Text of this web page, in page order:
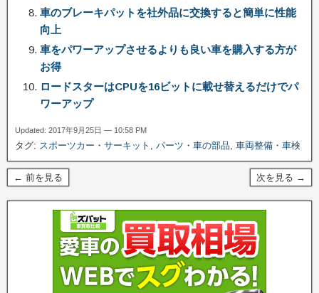
車のブレーキパットを社外品に交換すると簡単に性能
向上
車をパワーアップさせるよりも良い車を購入する方が
お得
ロードスターはCPUを16ビットに載せ替えるだけでパ
ワーアップ
Updated: 2017年9月25日 — 10:58 PM
タグ: スポーツカー・サーキット , パーツ・車の部品, 車両整備・車検
← 前を見る 次を見る →